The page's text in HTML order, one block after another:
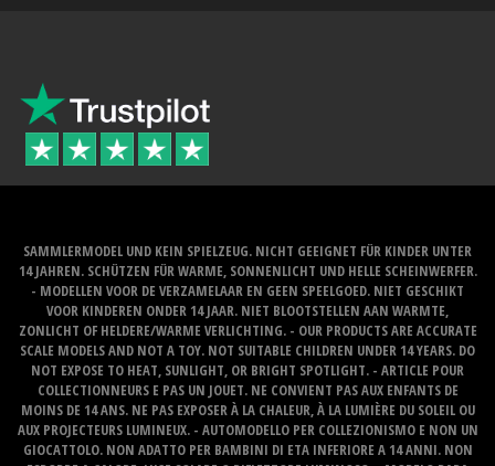
SAMMLERMODEL UND KEIN SPIELZEUG. NICHT GEEIGNET FÜR KINDER UNTER
14 JAHREN. SCHÜTZEN FÜR WARME, SONNENLICHT UND HELLE SCHEINWERFER.
- MODELLEN VOOR DE VERZAMELAAR EN GEEN SPEELGOED. NIET GESCHIKT
VOOR KINDEREN ONDER 14 JAAR. NIET BLOOTSTELLEN AAN WARMTE,
ZONLICHT OF HELDERE/WARME VERLICHTING. - OUR PRODUCTS ARE ACCURATE
SCALE MODELS AND NOT A TOY. NOT SUITABLE CHILDREN UNDER 14 YEARS. DO
NOT EXPOSE TO HEAT, SUNLIGHT, OR BRIGHT SPOTLIGHT. - ARTICLE POUR
COLLECTIONNEURS E PAS UN JOUET. NE CONVIENT PAS AUX ENFANTS DE
MOINS DE 14 ANS. NE PAS EXPOSER À LA CHALEUR, À LA LUMIÈRE DU SOLEIL OU
AUX PROJECTEURS LUMINEUX. - AUTOMODELLO PER COLLEZIONISMO E NON UN
GIOCATTOLO. NON ADATTO PER BAMBINI DI ETA INFERIORE A 14 ANNI. NON